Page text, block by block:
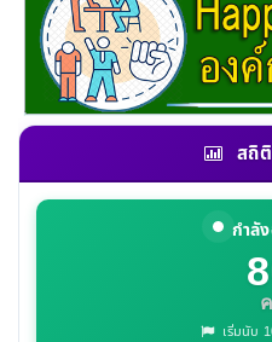
สถิ
กำลั
เริ่มนับ